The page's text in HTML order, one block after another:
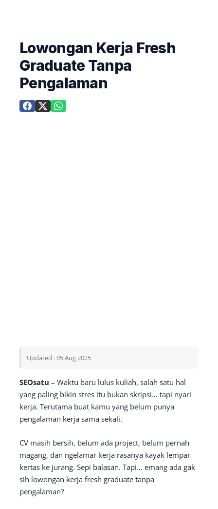
Lowongan Kerja Fresh
Graduate Tanpa
Pengalaman
Updated : 05 Aug 2025
SEOsatu – Waktu baru lulus kuliah, salah satu hal
yang paling bikin stres itu bukan skripsi… tapi nyari
kerja. Terutama buat kamu yang belum punya
pengalaman kerja sama sekali.
CV masih bersih, belum ada project, belum pernah
magang, dan ngelamar kerja rasanya kayak lempar
kertas ke jurang. Sepi balasan. Tapi… emang ada gak
sih lowongan kerja fresh graduate tanpa
pengalaman?